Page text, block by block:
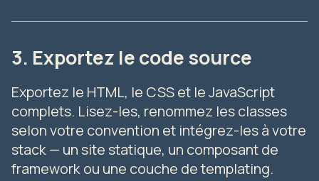
3. Exportez le code source
Exportez le HTML, le CSS et le JavaScript
complets. Lisez-les, renommez les classes
selon votre convention et intégrez-les à votre
stack — un site statique, un composant de
framework ou une couche de templating.